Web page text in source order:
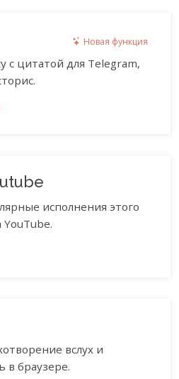
Новая функция
с цитатой для Telegram,
исполнения этого
вслух и
в браузере.